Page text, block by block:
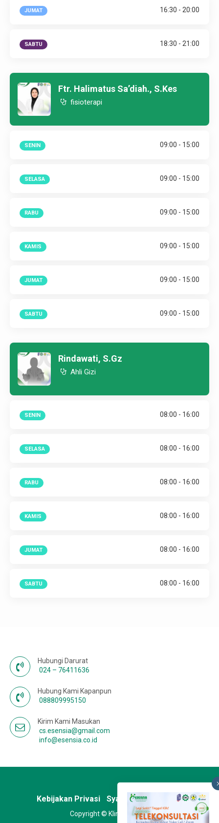
JUMAT 16:30 - 20:00
SABTU 18:30 - 21:00
Ftr. Halimatus Sa’diah., S.Kes
fisioterapi
SENIN 09:00 - 15:00
SELASA 09:00 - 15:00
RABU 09:00 - 15:00
KAMIS 09:00 - 15:00
JUMAT 09:00 - 15:00
SABTU 09:00 - 15:00
Rindawati, S.Gz
Ahli Gizi
SENIN 08:00 - 16:00
SELASA 08:00 - 16:00
RABU 08:00 - 16:00
KAMIS 08:00 - 16:00
JUMAT 08:00 - 16:00
SABTU 08:00 - 16:00
Hubungi Darurat
024 – 76411636
Hubung Kami Kapanpun
088809995150
Kirim Kami Masukan
cs.esensia@gmail.com
info@esensia.co.id
Kebijakan Privasi Syarat & Ketentuan
Copyright © Klinik Esensia